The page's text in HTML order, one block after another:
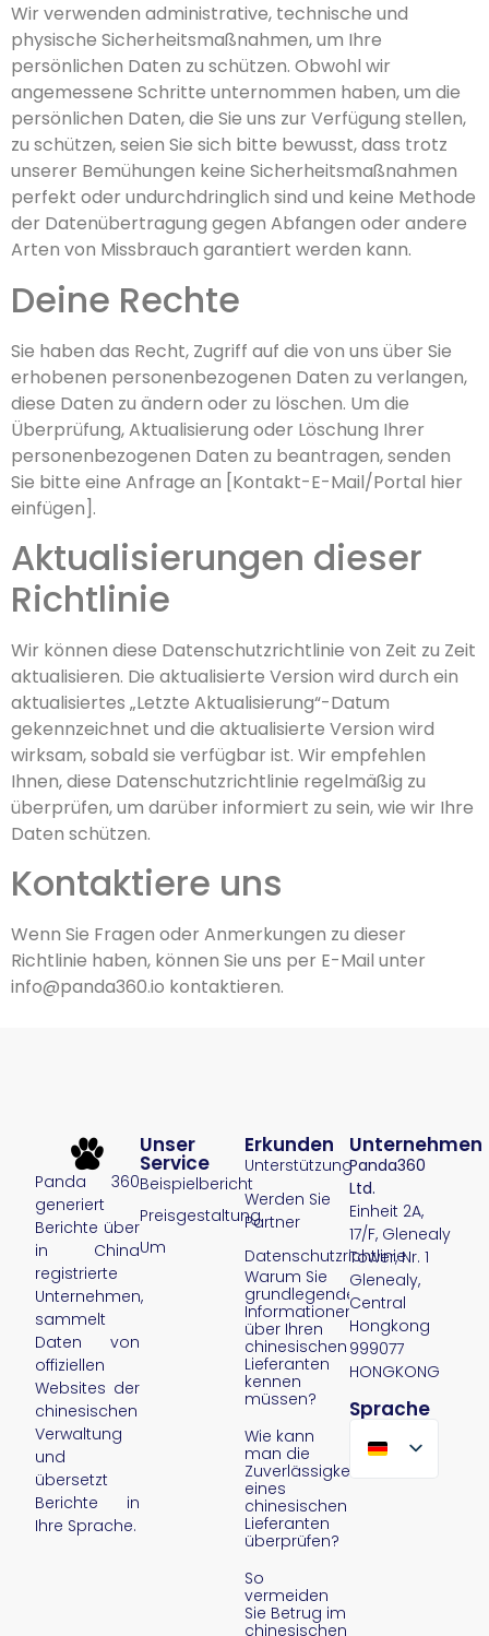
Wir verwenden administrative, technische und
physische Sicherheitsmaßnahmen, um Ihre
persönlichen Daten zu schützen. Obwohl wir
angemessene Schritte unternommen haben, um die
persönlichen Daten, die Sie uns zur Verfügung stellen,
zu schützen, seien Sie sich bitte bewusst, dass trotz
unserer Bemühungen keine Sicherheitsmaßnahmen
perfekt oder undurchdringlich sind und keine Methode
der Datenübertragung gegen Abfangen oder andere
Arten von Missbrauch garantiert werden kann.
Deine Rechte
Sie haben das Recht, Zugriff auf die von uns über Sie
erhobenen personenbezogenen Daten zu verlangen,
diese Daten zu ändern oder zu löschen. Um die
Überprüfung, Aktualisierung oder Löschung Ihrer
personenbezogenen Daten zu beantragen, senden
Sie bitte eine Anfrage an [Kontakt-E-Mail/Portal hier
einfügen].
Aktualisierungen dieser
Richtlinie
Wir können diese Datenschutzrichtlinie von Zeit zu Zeit
aktualisieren. Die aktualisierte Version wird durch ein
aktualisiertes „Letzte Aktualisierung“-Datum
gekennzeichnet und die aktualisierte Version wird
wirksam, sobald sie verfügbar ist. Wir empfehlen
Ihnen, diese Datenschutzrichtlinie regelmäßig zu
überprüfen, um darüber informiert zu sein, wie wir Ihre
Daten schützen.
Kontaktiere uns
Wenn Sie Fragen oder Anmerkungen zu dieser
Richtlinie haben, können Sie uns per E-Mail unter
info@panda360.io kontaktieren.
Panda 360
generiert
Berichte über
in China
registrierte
Unternehmen,
sammelt
Daten von
offiziellen
Websites der
chinesischen
Verwaltung
und
übersetzt
Berichte in
Ihre Sprache.
Unser
Service
Beispielbericht
Preisgestaltung
Um
Erkunden
Unterstützung
Werden Sie
Partner
Datenschutzrichtlinie
Warum Sie
grundlegende
Informationen
über Ihren
chinesischen
Lieferanten
kennen
müssen?
Wie kann
man die
Zuverlässigkeit
eines
chinesischen
Lieferanten
überprüfen?
So
vermeiden
Sie Betrug im
chinesischen
Unternehmen
Panda360
Ltd.
Einheit 2A,
17/F, Glenealy
Tower, Nr. 1
Glenealy,
Central
Hongkong
999077
HONGKONG
Sprache